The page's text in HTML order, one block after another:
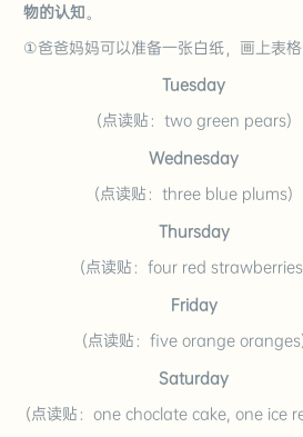
物的认知。
①爸爸妈妈可以准备一张白纸，画上表格
Tuesday
(点读贴：two green pears)
Wednesday
(点读贴：three blue plums)
Thursday
(点读贴：four red
Friday
(点读贴：five orange
Saturday
(点读贴：one choclate cake, one ice